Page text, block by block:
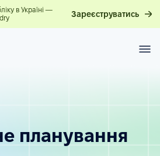
в Україні —
Зареєструватись
планування